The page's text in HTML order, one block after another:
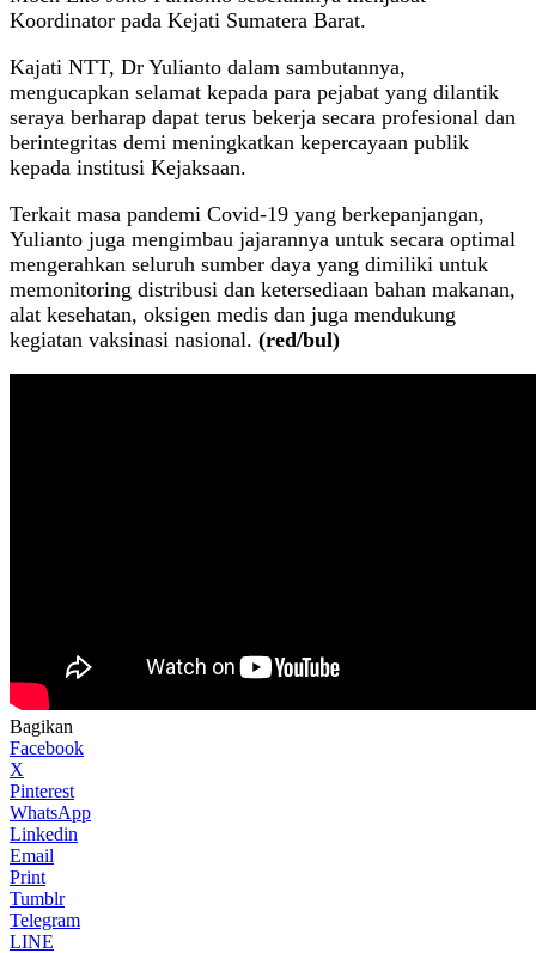
Koordinator pada Kejati Sumatera Barat.
Kajati NTT, Dr Yulianto dalam sambutannya,
mengucapkan selamat kepada para pejabat yang dilantik
seraya berharap dapat terus bekerja secara profesional dan
berintegritas demi meningkatkan kepercayaan publik
kepada institusi Kejaksaan.
Terkait masa pandemi Covid-19 yang berkepanjangan,
Yulianto juga mengimbau jajarannya untuk secara optimal
mengerahkan seluruh sumber daya yang dimiliki untuk
memonitoring distribusi dan ketersediaan bahan makanan,
alat kesehatan, oksigen medis dan juga mendukung
kegiatan vaksinasi nasional. (red/bul)
Bagikan
Facebook
X
Pinterest
WhatsApp
Linkedin
Email
Print
Tumblr
Telegram
LINE